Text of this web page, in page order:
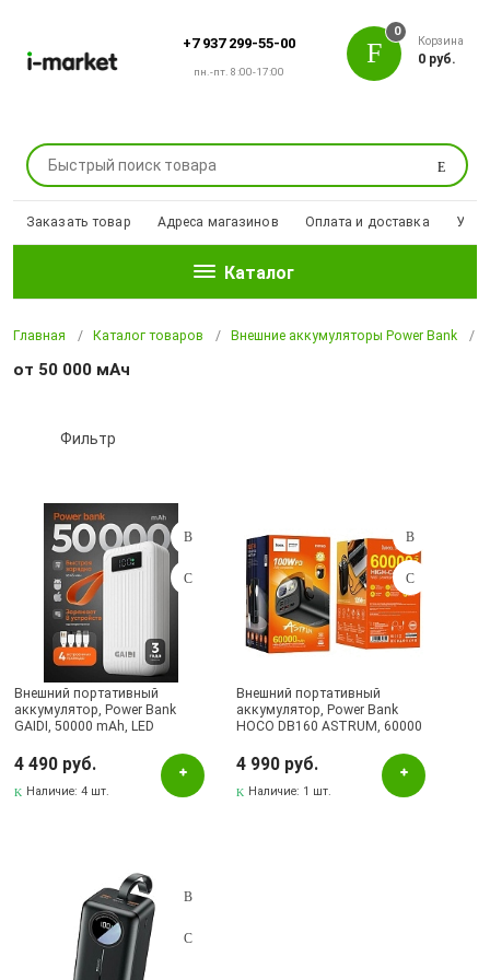
+7 937 299-55-00
пн.-пт. 8:00-17:00
Поиск
0
Корзина
0 руб.
Заказать товар Адреса магазинов Оплата и доставка
Каталог
Главная Каталог товаров Внешние аккумуляторы Power Bank
от 50 000 мАч
Фильтр
Подбор параметров
Розничная цена
Цвет
Черный
Yesido
Внешний портативный
аккумулятор, Power Bank
GAIDI, 50000 mAh, LED
встроенных провода:
lightning, micro, USB и type-C,
цвет черный
4 490 руб.
Наличие:4 шт.
Внешний портативный
аккумулятор, Power Bank
HOCO DB160 ASTRUM, 60000
фонарь, 100W, PD100W,
QC3.0, цвет черный
4 990 руб.
Наличие: 1 шт.